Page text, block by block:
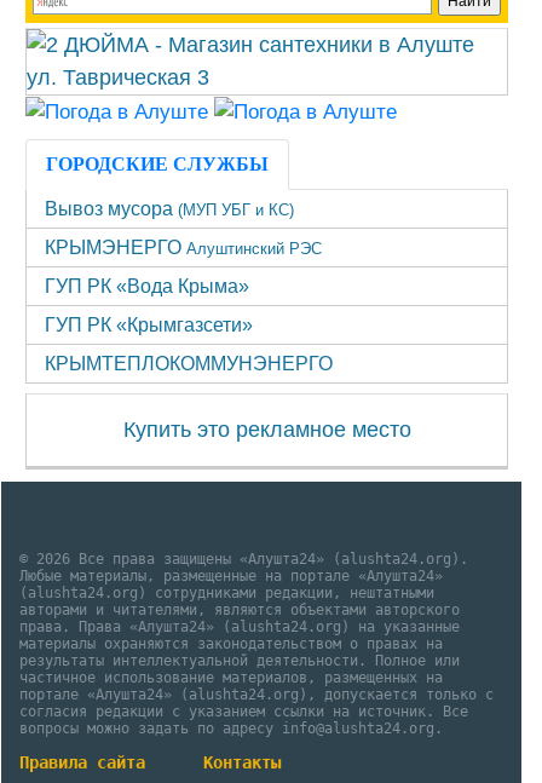
ГОРОДСКИЕ СЛУЖБЫ
Вывоз мусора (МУП УБГ и КС)
КРЫМЭНЕРГО Алуштинский РЭС
ГУП РК «Вода Крыма»
ГУП РК «Крымгазсети»
КРЫМТЕПЛОКОММУНЭНЕРГО
Купить это рекламное место
© 2026 Все права защищены «Алушта24» (alushta24.org).
Любые материалы, размещенные на портале «Алушта24»
(alushta24.org) сотрудниками редакции, нештатными
авторами и читателями, являются объектами авторского
права. Права «Алушта24» (alushta24.org) на указанные
материалы охраняются законодательством о правах на
результаты интеллектуальной деятельности. Полное или
частичное использование материалов, размещенных на
портале «Алушта24» (alushta24.org), допускается только с
согласия редакции с указанием ссылки на источник. Все
вопросы можно задать по адресу info@alushta24.org.
Правила сайта Контакты